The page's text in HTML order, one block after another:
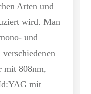
Arten und
wird. Man
und
mit 808nm,
mit